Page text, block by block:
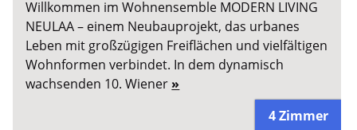
Willkommen im Wohnensemble MODERN LIVING
NEULAA – einem Neubauprojekt, das urbanes
Leben mit großzügigen Freiflächen und vielfältigen
Wohnformen verbindet. In dem dynamisch
wachsenden 10. Wiener »
4 Zimmer